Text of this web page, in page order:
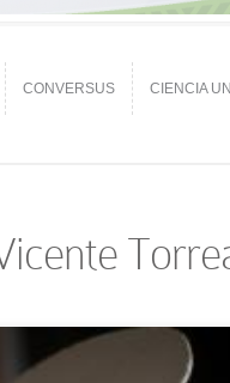
CONVERSUS CIENCIA